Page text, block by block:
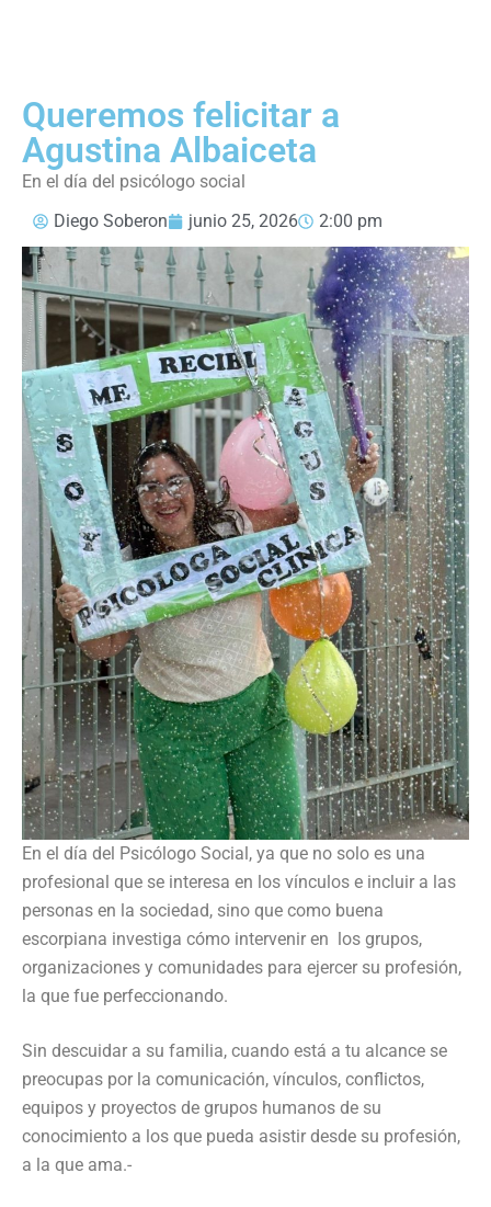
Queremos felicitar a
Agustina Albaiceta
En el día del psicólogo social
Diego Soberon
junio 25, 2026 2:00 pm
En el día del Psicólogo Social, ya que no solo es una
profesional que se interesa en los vínculos e incluir a las
personas en la sociedad, sino que como buena
escorpiana investiga cómo intervenir en los grupos,
organizaciones y comunidades para ejercer su profesión,
la que fue perfeccionando.
Sin descuidar a su familia, cuando está a tu alcance se
preocupas por la comunicación, vínculos, conflictos,
equipos y proyectos de grupos humanos de su
conocimiento a los que pueda asistir desde su profesión,
a la que ama.-